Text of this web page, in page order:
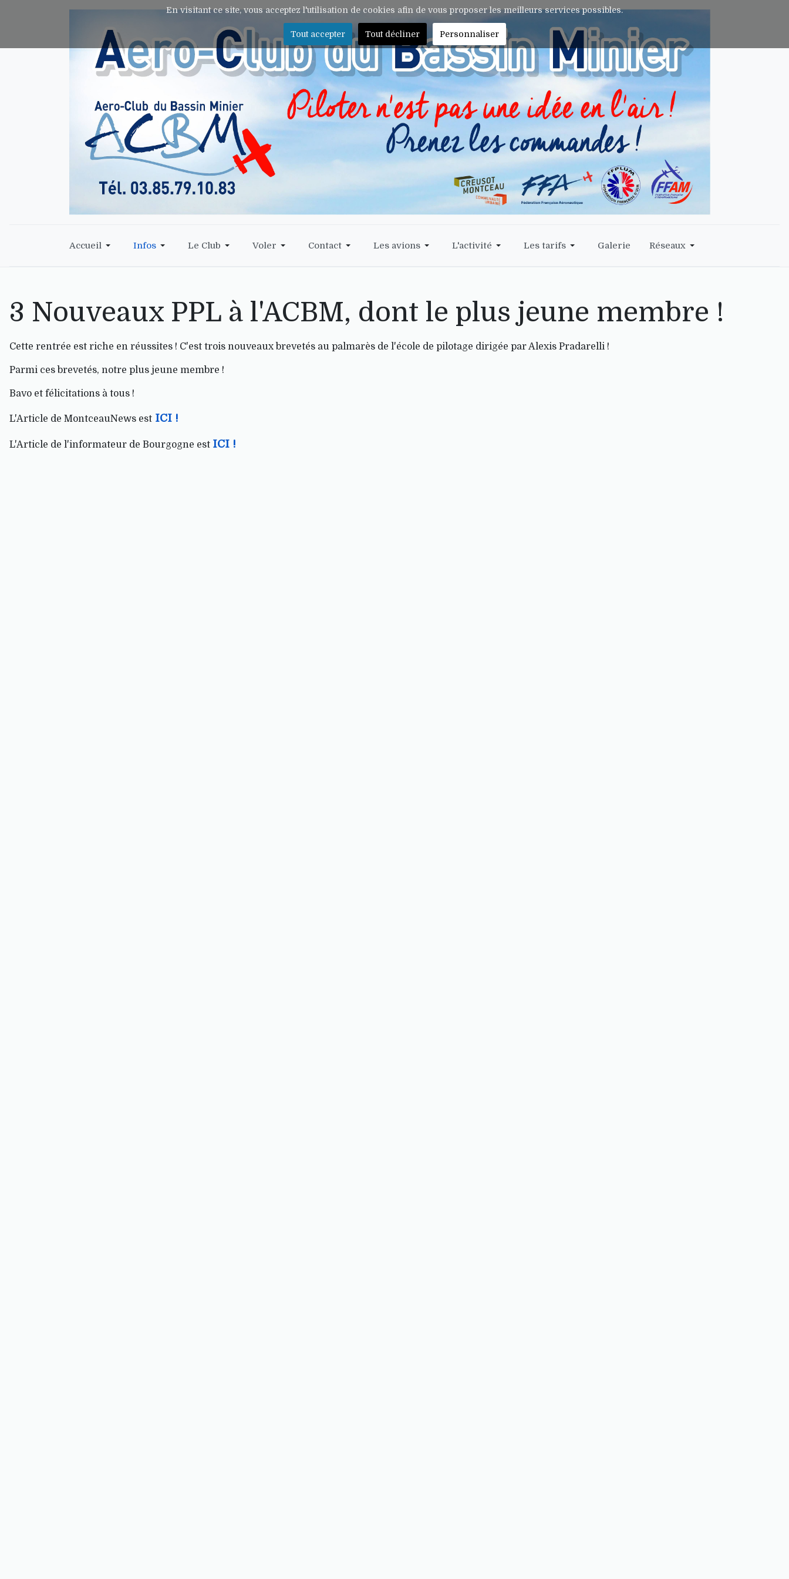
Accueil Infos Le Club Voler Contact Les avions L'activité Les tarifs Galerie Réseaux
3 Nouveaux PPL à l'ACBM, dont le plus jeune membre !
Cette rentrée est riche en réussites ! C'est trois nouveaux brevetés au palmarès de l'école de pilotage dirigée par Alexis Pradarelli !
Parmi ces brevetés, notre plus jeune membre !
Bavo et félicitations à tous !
L'Article de MontceauNews est ICI !
L'Article de l'informateur de Bourgogne est ICI !
En visitant ce site, vous acceptez l'utilisation de cookies afin de vous proposer les meilleurs services possibles.
Tout accepter Tout décliner Personnaliser